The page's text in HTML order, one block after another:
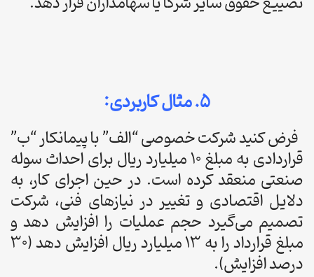
۵. مثال کاربردی:
فرض کنید شرکت خصوصی “الف” با پیمانکار “ب”
قراردادی به مبلغ ۱۰ میلیارد ریال برای احداث سوله
صنعتی منعقد کرده است. در حین اجرای کار، به
دلایل اقتصادی و تغییر در نیازهای فنی، شرکت
تصمیم می‌گیرد حجم عملیات را افزایش دهد و
مبلغ قرارداد را به ۱۳ میلیارد ریال افزایش دهد (۳۰
درصد افزایش).